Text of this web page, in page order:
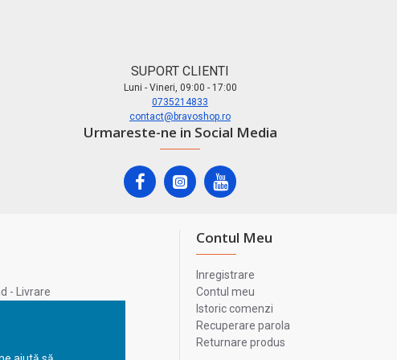
SUPORT CLIENTI
Luni - Vineri, 09:00 - 17:00
0735214833
contact@bravoshop.ro
Urmareste-ne in Social Media
- Livrare
Contul Meu
Inregistrare
Contul meu
Istoric comenzi
Recuperare parola
Returnare produs